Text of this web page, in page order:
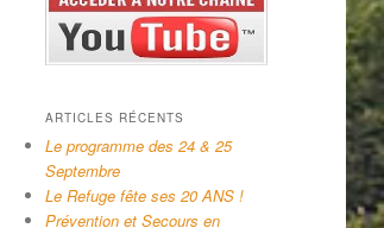
ARTICLES RÉCENTS
Le programme des 24 & 25
Septembre
Le Refuge fête ses 20 ANS !
Prévention et Secours en